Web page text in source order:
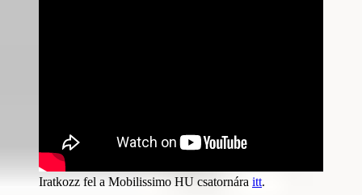
Iratkozz fel a Mobilissimo HU csatornára itt.